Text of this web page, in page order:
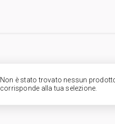
Non è stato trovato nessun
corrisponde alla tua selezione.